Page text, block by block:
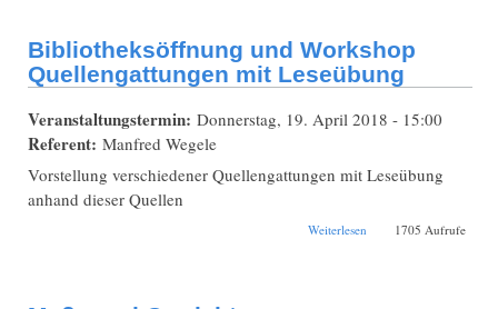
Bibliotheksöffnung und Workshop
Quellengattungen mit Leseübung
Veranstaltungstermin: Donnerstag, 19. April 2018 - 15:00
Referent: Manfred Wegele
Vorstellung verschiedener Quellengattungen mit Leseübung
anhand dieser Quellen
Weiterlesen 1705 Aufrufe